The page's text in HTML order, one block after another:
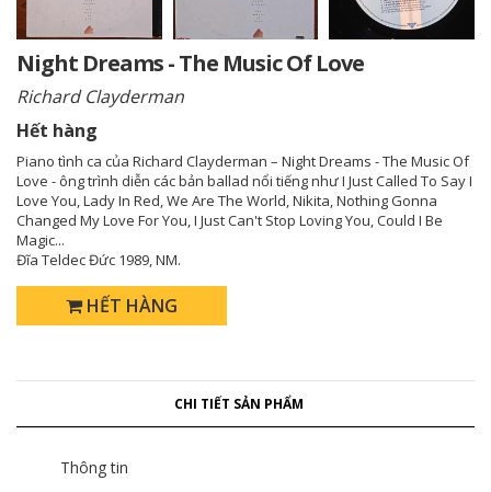
Night Dreams - The Music Of Love
Richard Clayderman
Hết hàng
Piano tình ca của Richard Clayderman – Night Dreams - The Music Of
Love - ông trình diễn các bản ballad nổi tiếng như I Just Called To Say I
Love You, Lady In Red, We Are The World, Nikita, Nothing Gonna
Changed My Love For You, I Just Can't Stop Loving You, Could I Be
Magic...
Đĩa Teldec Đức 1989, NM.
HẾT HÀNG
CHI TIẾT SẢN PHẨM
Thông tin